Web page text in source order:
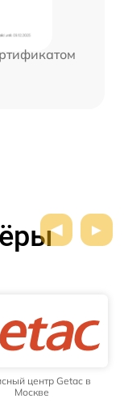
центр Getac в
Москве